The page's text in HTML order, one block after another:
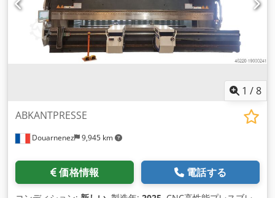
1 /8
Douarnenez 9,945 km
ABKANTPRESSE
価格情報 電話する